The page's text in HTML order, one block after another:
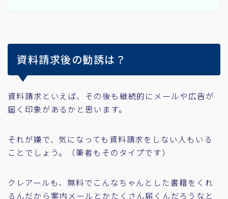
資料請求後の勧誘は？
資料請求といえば、その後も継続的にメールや広告が
届く印象があるかと思います。
それが嫌で、気になっても資料請求をしない人もいる
ことでしょう。（筆者もそのタイプです）
クレアールも、無料でこんなちゃんとした書籍をくれ
るんだから案内メールとかたくさん届くんだろうなと